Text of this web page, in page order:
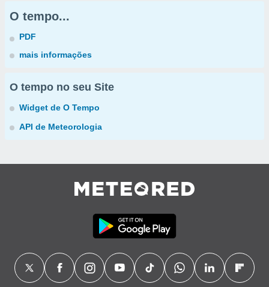
O tempo...
PDF
mais informações
O tempo no seu Site
Widget de O Tempo
API de Meteorologia